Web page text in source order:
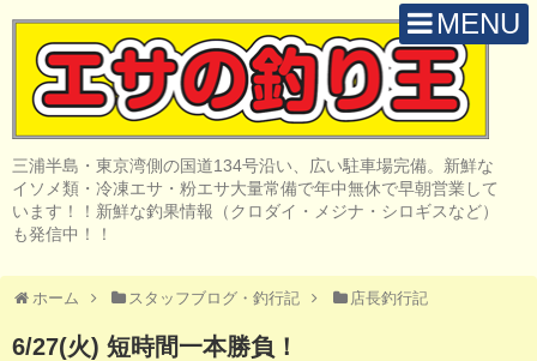
MENU
三浦半島・東京湾側の国道134号沿い、広い駐車場完備。新鮮な
イソメ類・冷凍エサ・粉エサ大量常備で年中無休で早朝営業して
います！！新鮮な釣果情報（クロダイ・メジナ・シロギスなど）
も発信中！！
ホーム スタッフブログ・釣行記 店長釣行記
6/27(火) 短時間一本勝負！
H O M E
取 扱 商 品
釣 果 情 報